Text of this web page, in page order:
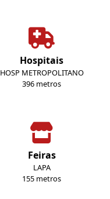
Hospitais
HOSP METROPOLITANO
396 metros
Feiras
LAPA
155 metros